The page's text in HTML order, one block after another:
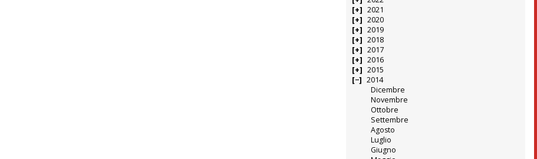
2021
2020
2019
2018
2017
2016
2015
2014
Dicembre
Novembre
Ottobre
Settembre
Agosto
Luglio
Giugno